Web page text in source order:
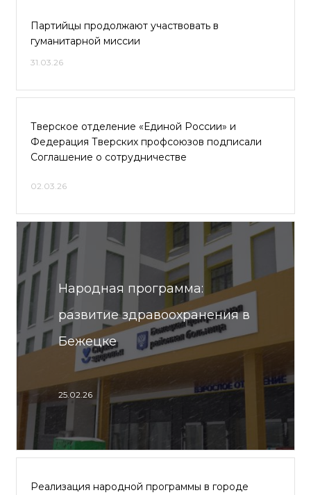
Партийцы продолжают участвовать в
гуманитарной миссии
31.03.26
Тверское отделение «Единой России» и
Федерация Тверских профсоюзов подписали
Соглашение о сотрудничестве
02.03.26
Народная программа:
развитие здравоохранения в
Бежецке
25.02.26
Реализация народной программы в городе